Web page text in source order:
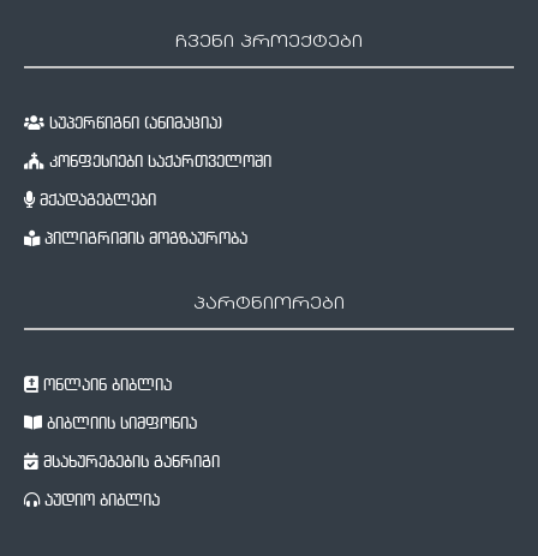
ჩვენი პროექტები
სუპერწიგნი (ანიმაცია)
კონფესიები საქართველოში
მქადაგებლები
პილიგრიმის მოგზაურობა
პარტნიორები
ონლაინ ბიბლია
ბიბლიის სიმფონია
მსახურებების განრიგი
აუდიო ბიბლია